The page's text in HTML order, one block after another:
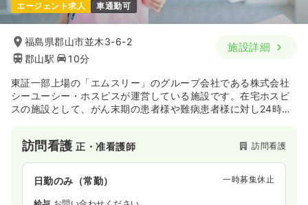
エージェント求人 車通勤可
福島県郡山市並木3-6-2
郡山駅
10分
施設詳細
東証一部上場の「エムスリー」のグループ会社である株式会社
シーユーシー・ホスピスが運営している施設です。在宅ホスピ
スの施設として、がん末期の患者様や難病患者様に対し24時間
訪問看護正・准看護師 訪問看護
日勤のみ（常勤） 一時募集休止